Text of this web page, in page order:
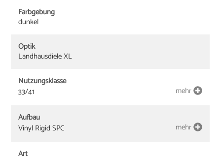
Farbgebung
dunkel
Optik
Landhausdiele XL
Nutzungsklasse
33/41
mehr
Aufbau
Vinyl Rigid SPC
mehr
Art